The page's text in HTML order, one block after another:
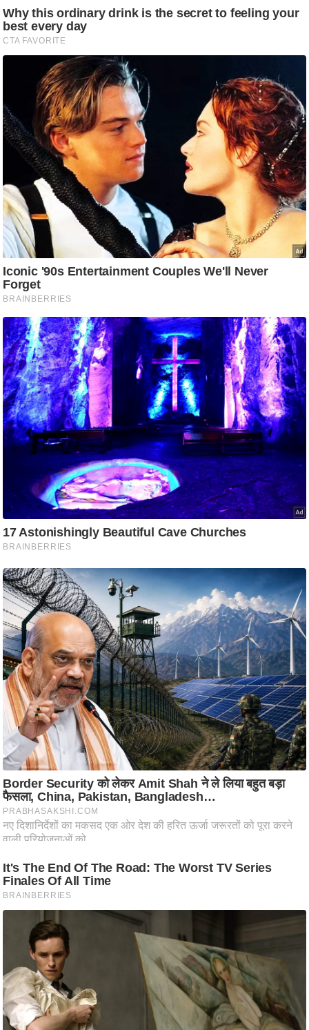
/
फै
श
लू
नु
स्खे
र्य
ट
न
स्थ
ल
फि
ने
स
मं
त्रा
रि
ले
श
शि
प
रा
ज
नी
ति
वि
श्ले
ष
ण
स
म
सा
म
यि
क
तृ
भू
मि
भ
ए
म
.
आ
ई